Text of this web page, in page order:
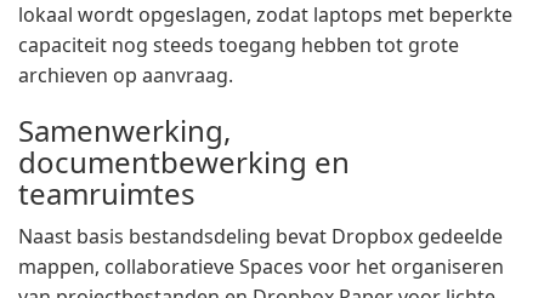
lokaal wordt opgeslagen, zodat laptops met beperkte
capaciteit nog steeds toegang hebben tot grote
archieven op aanvraag.
Samenwerking,
documentbewerking en
teamruimtes
Naast basis bestandsdeling bevat Dropbox gedeelde
mappen, collaboratieve Spaces voor het organiseren